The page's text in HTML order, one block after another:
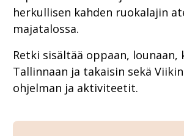
herkullisen kahden ruokalajin
majatalossa.
Retki sisältää oppaan, lounaan,
Tallinnaan ja takaisin sekä
ohjelman ja aktiviteetit.